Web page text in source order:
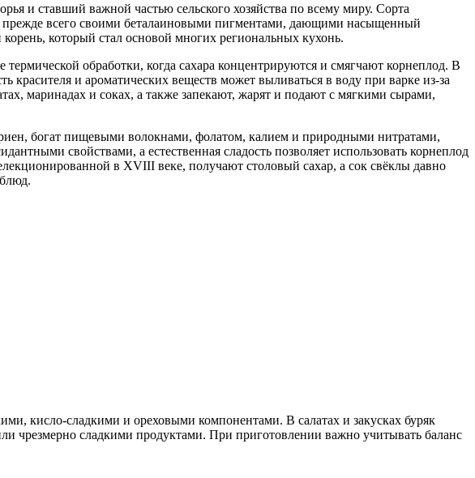
и ставший важной частью сельского хозяйства по всему миру. Сорта
прежде всего своими беталаиновыми пигментами, дающими насыщенный
который стал основой многих региональных кухонь.
обработки, когда сахара концентрируются и смягчают корнеплод. В
и ароматических веществ может выливаться в воду при варке из‑за
маринадах и соках, а также запекают, жарят и подают с мягкими сырами,
богат пищевыми волокнами, фолатом, калием и природными нитратами,
свойствами, а естественная сладость позволяет использовать корнеплод
в XVIII веке, получают столовый сахар, а сок свёклы давно
кисло-сладкими и ореховыми компонентами. В салатах и закусках буряк
чрезмерно сладкими продуктами. При приготовлении важно учитывать баланс